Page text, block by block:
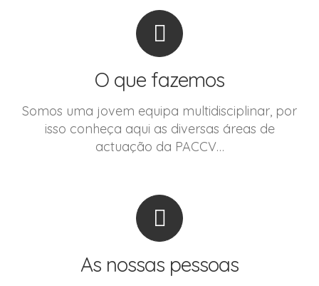
O que fazemos
Somos uma jovem equipa multidisciplinar, por
isso conheça aqui as diversas áreas de
actuação da PACCV…
As nossas pessoas